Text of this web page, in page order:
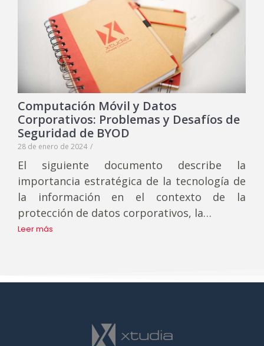
Computación Móvil y Datos
Corporativos: Problemas y Desafíos de
Seguridad de BYOD
28 de enero de 2024 /
El siguiente documento describe la
importancia estratégica de la tecnología de
la información en el contexto de la
protección de datos corporativos, la…
Leer más